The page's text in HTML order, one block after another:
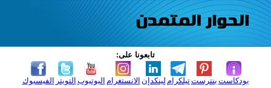
تابعونا على:
الفيسبوك التويتر اليوتيوب الانستغرام لينكدإن تيلكرامبنترست بودكاست